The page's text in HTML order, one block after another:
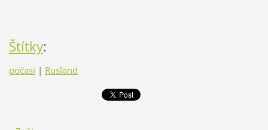
Štítky:
počasí | Rusland